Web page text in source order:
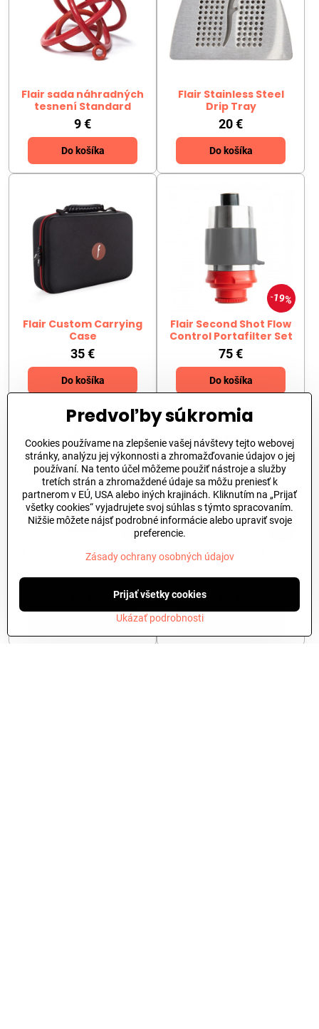
Flair sada náhradných
tesnení Standard
9 €
Do košíka
Flair Stainless Steel
Drip Tray
20 €
Do košíka
Flair Custom Carrying
Case
35 €
Do košíka
19%
Flair Second Shot Flow
Control Portafilter Set
75 €
Do košíka
12%
Flair Second Shot Flow
Control 2 Portafilter
Set
9%
Flair Second Shot Plus
Standard Brew Head
Set
Predvoľby súkromia
Cookies používame na zlepšenie vašej návštevy tejto webovej
stránky, analýzu jej výkonnosti a zhromažďovanie údajov o jej
používaní. Na tento účel môžeme použiť nástroje a služby
tretích strán a zhromaždené údaje sa môžu preniesť k
partnerom v EÚ, USA alebo iných krajinách. Kliknutím na „Prijať
všetky cookies“ vyjadrujete svoj súhlas s týmto spracovaním.
Nižšie môžete nájsť podrobné informácie alebo upraviť svoje
preferencie.
Zásady ochrany osobných údajov
Ukázať podrobnosti
Prijať všetky cookies